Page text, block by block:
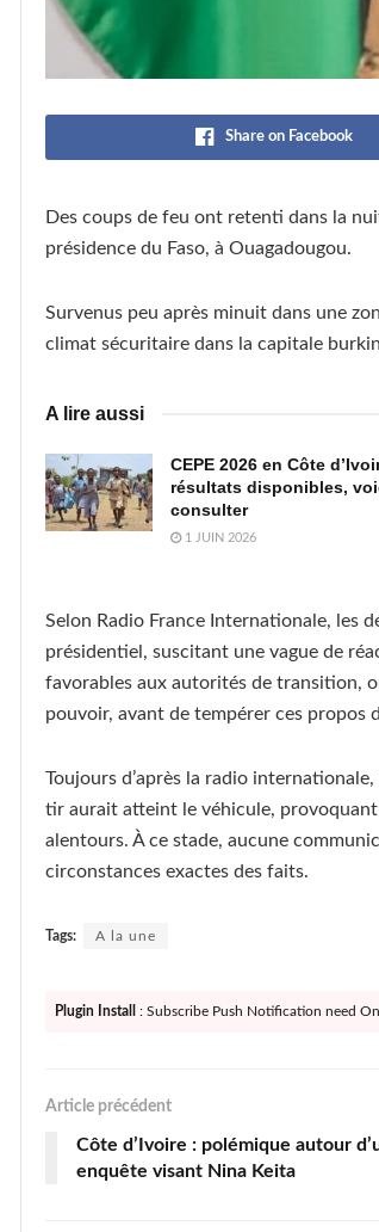
Share on Facebook
Des coups de feu ont retenti dans la
présidence du Faso, à Ouagadougou.
Survenus peu après minuit dans une
climat sécuritaire dans la capitale
A lire aussi
CEPE 2026 en Côte
résultats disponibles,
consulter
1 JUIN 2026
Selon Radio France Internationale, les
présidentiel, suscitant une vague de
favorables aux autorités de transition,
pouvoir, avant de tempérer ces propos
Toujours d’après la radio
tir aurait atteint le véhicule, provoquant
alentours. À ce stade, aucune
circonstances exactes des faits.
Tags: A la une
Plugin Install : Subscribe Push Notification need
Article précédent
Côte d’Ivoire : polémique autour
enquête visant Nina Keita